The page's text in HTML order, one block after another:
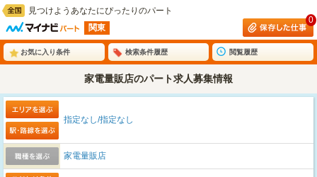
見つけようあなたにぴったりのパート
関東
0
お気に入り条件 検索条件履歴 閲覧履歴
家電量販店のパート求人募集情報
指定なし/指定なし
家電量販店